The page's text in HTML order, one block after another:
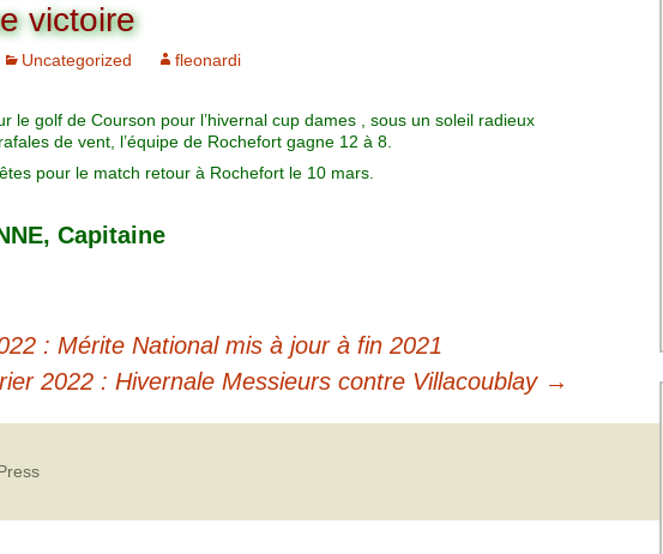
Charte pour les joueurs
des équipes
Couronne
Coupe de Paris Dames
Championnat interclubs
Equipe Mid-Amateurs
victoire
Uncategorized fleonardi
le golf de Courson pour l’hivernal cup dames , sous un soleil radieux
de vent, l’équipe de Rochefort gagne 12 à 8.
pour le match retour à Rochefort le 10 mars.
Capitaine
: Mérite National mis à jour à fin 2021
2022 : Hivernale Messieurs contre Villacoublay →